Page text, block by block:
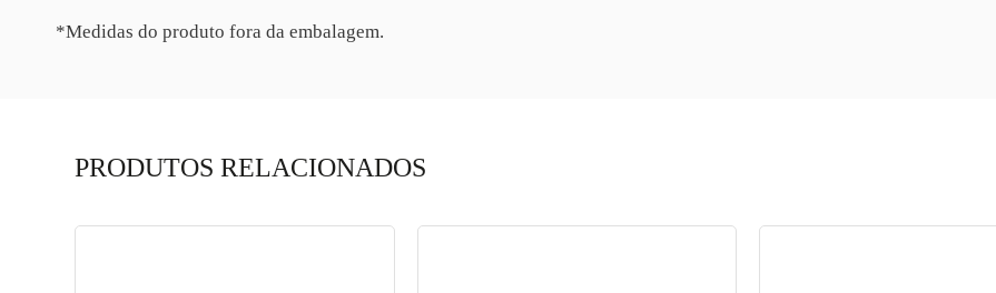
*Medidas do produto fora da embalagem.
PRODUTOS RELACIONADOS